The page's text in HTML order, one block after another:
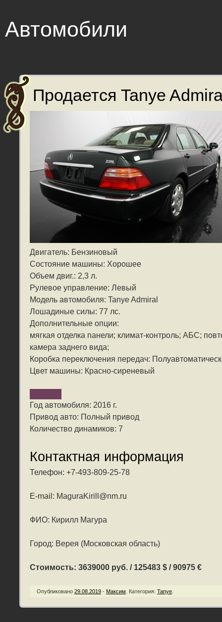
Автомобили
Продается Tanye
Двигатель: Бензиновый
Состояние машины: Хорошее
Объем двиг.: 2,3 л.
Рулевое управление: Левый
Модель автомобиля: Tanye Admiral
Лошадиные силы: 77 лс.
Дополнительные опции:
мягкая отделка панели; климат-контроль; АБС;
камера заднего вида;
Коробка переключения передач:
Цвет машины: Красно-сиреневый
Год автомобиля: 2016 г.
Привод авто: Полный привод
Количество динамиков: 7
Контактная информация
Телефон: +7-493-809-25-78
E-mail: MaguraKirill@nm.ru
ФИО: Кирилл Магура
Город: Верея (Московская область)
Стоимость: 3639000 руб. / 125483 $ / 90975 €
Опубликовано 29.08.2019 - Максим Категория: Tanye